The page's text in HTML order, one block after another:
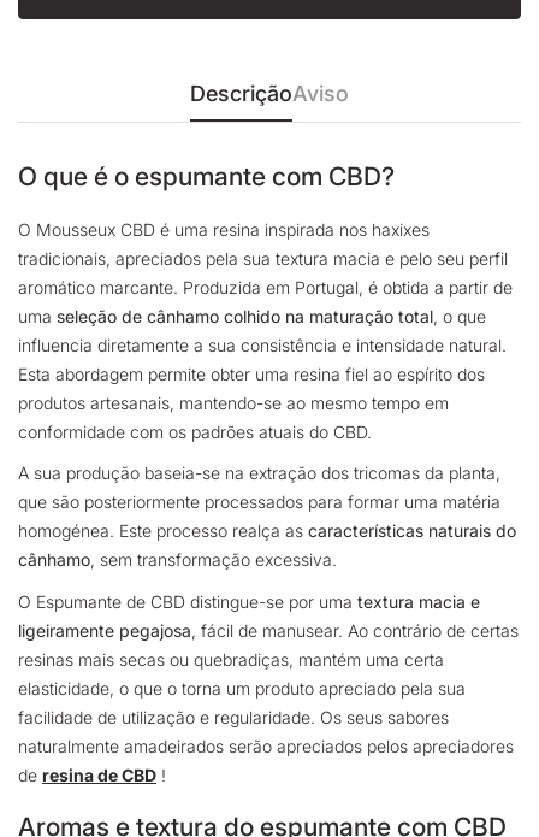
DescriçãoAviso
O que é o espumante com CBD?
O Mousseux CBD é uma resina inspirada nos haxixes
tradicionais, apreciados pela sua textura macia e pelo seu perfil
aromático marcante. Produzida em Portugal, é obtida a partir de
uma seleção de cânhamo colhido na maturação total, o que
influencia diretamente a sua consistência e intensidade natural.
Esta abordagem permite obter uma resina fiel ao espírito dos
produtos artesanais, mantendo-se ao mesmo tempo em
conformidade com os padrões atuais do CBD.
A sua produção baseia-se na extração dos tricomas da planta,
que são posteriormente processados para formar uma matéria
homogénea. Este processo realça as características naturais do
cânhamo, sem transformação excessiva.
O Espumante de CBD distingue-se por uma textura macia e
ligeiramente pegajosa, fácil de manusear. Ao contrário de certas
resinas mais secas ou quebradiças, mantém uma certa
elasticidade, o que o torna um produto apreciado pela sua
facilidade de utilização e regularidade. Os seus sabores
naturalmente amadeirados serão apreciados pelos apreciadores
de resina de CBD !
Aromas e textura do espumante com CBD